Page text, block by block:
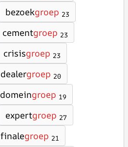
bezoekgroep 23
cementgroep 23
crisisgroep 23
dealergroep 20
domeingroep 19
expertgroep 27
finalegroep 21